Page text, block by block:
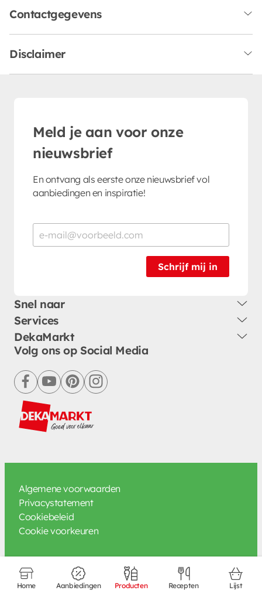
Contactgegevens
Disclaimer
Meld je aan voor onze
nieuwsbrief
En ontvang als eerste onze nieuwsbrief vol
aanbiedingen en inspiratie!
Schrijf mij in
Snel naar
Services
DekaMarkt
Volg ons op Social Media
facebookyoutubepinterestinstagram
Algemene voorwaarden
Privacystatement
Cookiebeleid
Cookie voorkeuren
Home Aanbiedingen Producten Recepten Lijst